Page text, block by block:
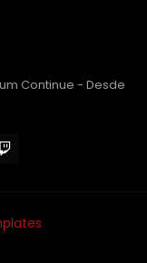
Continue - Desde